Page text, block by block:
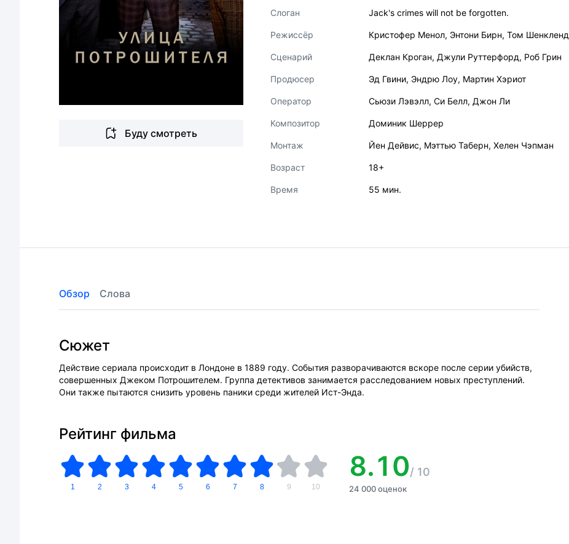
Буду смотреть
Слоган Jack's crimes will not be forgotten.
Режиссёр Кристофер Менол, Энтони Бирн, Том Шенкленд
Сценарий Деклан Кроган, Джули Руттерфорд, Роб Грин
Продюсер Эд Гвини, Эндрю Лоу, Мартин Хэриот
Оператор Сьюзи Лэвэлл, Си Белл, Джон Ли
Композитор Доминик Шеррер
Монтаж Йен Дейвис, Мэттью Таберн, Хелен Чэпман
Возраст 18+
Время 55 мин.
Обзор Слова
Сюжет
Действие сериала происходит в Лондоне в 1889 году. События разворачиваются вскоре после серии убийств,
совершенных Джеком Потрошителем. Группа детективов занимается расследованием новых преступлений.
Они также пытаются снизить уровень паники среди жителей Ист-Энда.
Рейтинг фильма
1 2 3 4 5 6 7 8 9 10
8.10/ 10
24 000 оценок